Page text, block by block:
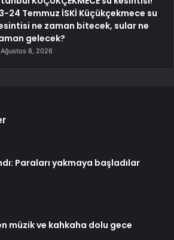
24 Temmuz İSKİ Küçükçekmece su
ne zaman bitecek, sular ne
gelecek?
Ağustos 8, 2026
Paraları yakmaya başladılar
müzik ve kahkaha dolu gece